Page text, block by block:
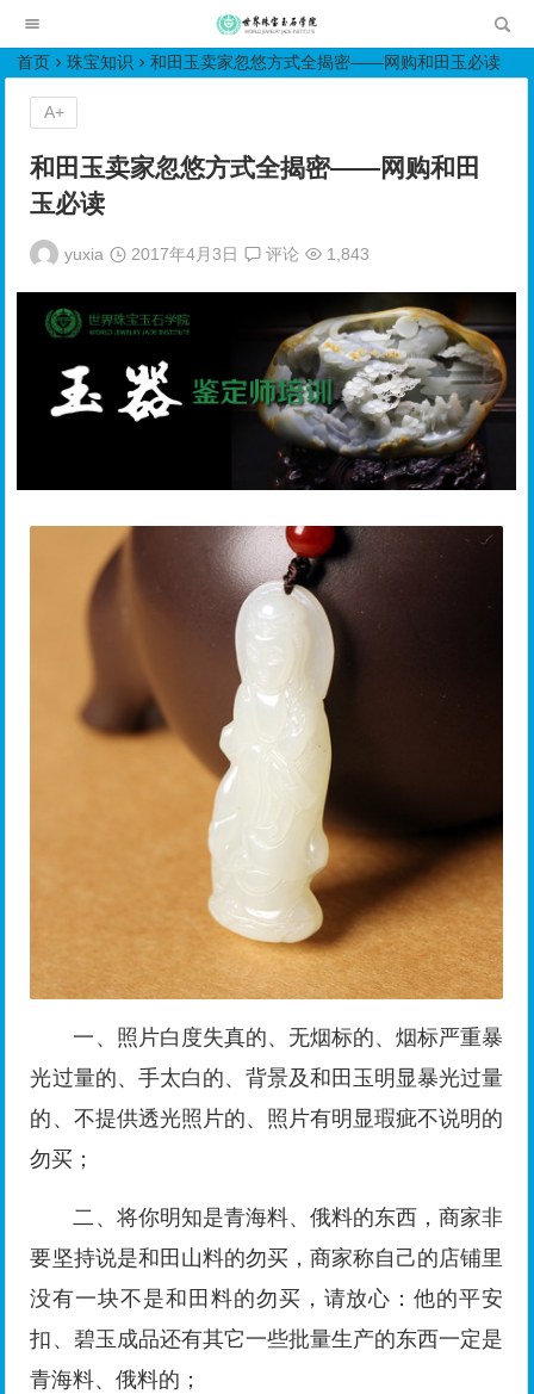
首页 珠宝知识 和田玉卖家忽悠方式全揭密——网购和田玉必读
和田玉卖家忽悠方式全揭密——网购和田
玉必读
yuxia 2017年4月3日 评论 1,843
一、照片白度失真的、无烟标的、烟标严重暴
光过量的、手太白的、背景及和田玉明显暴光过量
的、不提供透光照片的、照片有明显瑕疵不说明的
勿买；
二、将你明知是青海料、俄料的东西，商家非
要坚持说是和田山料的勿买，商家称自己的店铺里
没有一块不是和田料的勿买，请放心：他的平安
扣、碧玉成品还有其它一些批量生产的东西一定是
青海料、俄料的；
A+